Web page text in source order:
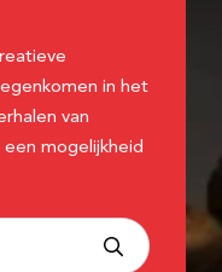
in het
van
mogelijkheid